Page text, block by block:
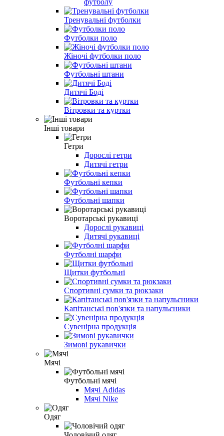
Тренувальні футболки
Футболки поло
Жіночі футболки поло
Футбольні штани
Дитячі Боді
Вітровки та куртки
Інші товари
Гетри
Дорослі гетри
Дитячі гетри
Футбольні кепки
Футбольні шапки
Воротарські рукавиці
Дорослі рукавиці
Дитячі рукавиці
Футболні шарфи
Щитки футбольні
Спортивні сумки та рюкзаки
Капітанські пов'язки та напульсники
Сувенірна продукція
Зимові рукавички
Мячі
Футбольні мячі
Мячі Adidas
Мячі Nike
Одяг